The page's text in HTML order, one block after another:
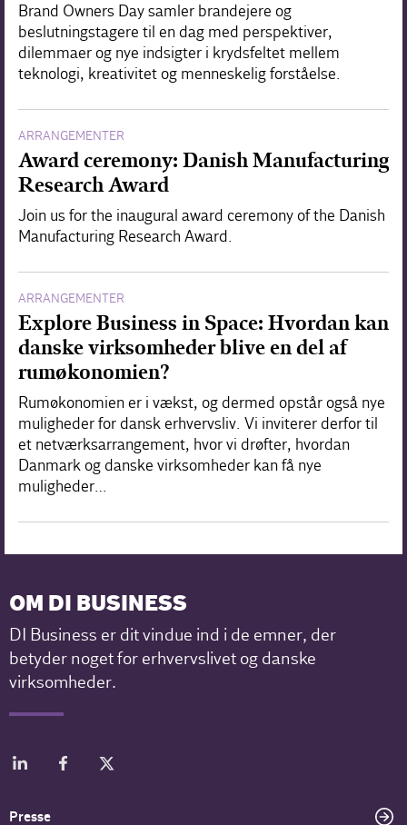
Brand Owners Day samler brandejere og
beslutningstagere til en dag med perspektiver,
dilemmaer og nye indsigter i krydsfeltet mellem
teknologi, kreativitet og menneskelig forståelse.
ARRANGEMENTER
Award ceremony: Danish Manufacturing
Research Award
Join us for the inaugural award ceremony of the Danish
Manufacturing Research Award.
ARRANGEMENTER
Explore Business in Space: Hvordan kan
danske virksomheder blive en del af
rumøkonomien?
Rumøkonomien er i vækst, og dermed opstår også nye
muligheder for dansk erhvervsliv. Vi inviterer derfor til
et netværksarrangement, hvor vi drøfter, hvordan
Danmark og danske virksomheder kan få nye
muligheder…
OM DI BUSINESS
DI Business er dit vindue ind i de emner, der
betyder noget for erhvervslivet og danske
virksomheder.
Presse